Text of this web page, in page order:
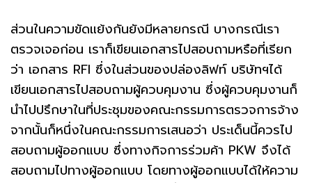
ส่วนในความขัดแย้งกันยังมีหลายกรณี บางกรณีเรา
ตรวจเจอก่อน เราก็เขียนเอกสารไปสอบถามหรือที่เรียก
ว่า เอกสาร RFI ซึ่งในส่วนของปล่องลิฟท์ บริษัทฯได้
เขียนเอกสารไปสอบถามผู้ควบคุมงาน ซึ่งผู้ควบคุมงานก็
นำไปปรึกษาในที่ประชุมของคณะกรรมการตรวจการจ้าง
จากนั้นก็หนึ่งในคณะกรรมการเสนอว่า ประเด็นนี้ควรไป
สอบถามผู้ออกแบบ ซึ่งทางกิจการร่วมค้า PKW จึงได้
สอบถามไปทางผู้ออกแบบ โดยทางผู้ออกแบบได้ให้ความ